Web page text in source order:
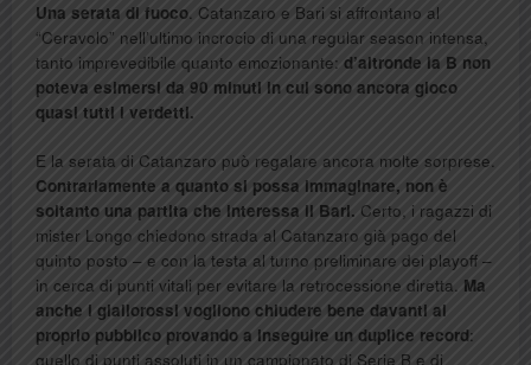
Una serata di fuoco. Catanzaro e Bari si affrontano al
“Ceravolo” nell’ultimo incrocio di una regular season intensa,
tanto imprevedibile quanto emozionante: d’altronde la B non
poteva esimersi da 90 minuti in cui sono ancora gioco
quasi tutti i verdetti.
E la serata di Catanzaro può regalare ancora molte sorprese.
Contrariamente a quanto si possa immaginare, non è
soltanto una partita che interessa il Bari. Certo, i ragazzi di
mister Longo chiedono strada al Catanzaro già pago del
quinto posto – e con la testa al turno preliminare dei playoff –
in cerca di punti vitali per evitare la retrocessione diretta. Ma
anche i giallorossi vogliono chiudere bene davanti al
proprio pubblico provando a inseguire un duplice record:
quello di punti assoluti in un campionato di Serie B e di